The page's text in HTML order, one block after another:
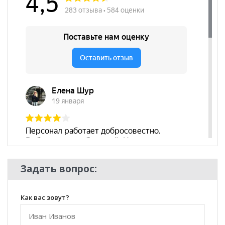
Матрас HONEY Land (Лэнд)
менеджера по телефону+79292022735
**Цены на официальном сайте
действительны только для интернет-магазина
могут отличаться от цен в розничных магазинах-
Задать вопрос:
Как вас зовут?